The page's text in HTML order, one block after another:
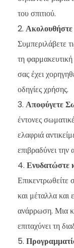
του σπιτιού.
Ακολουθήστε
Συμπεριλάβετε
τη
σας έχει
οδηγίες χρήσης.
Αποφύγετε
έντονες
ελαφριά
επιβραδύνει
Ενυδατώστε
Επικεντρωθείτε
και μέταλλα και
ανάρρωση. Μια
επιταχύνει τη